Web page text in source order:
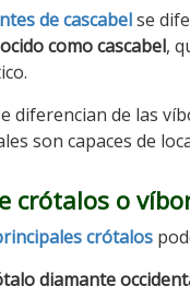
de cascabelse
como cascabel,
diferencian de las
son capaces de
crótalos o
crótalos
diamante